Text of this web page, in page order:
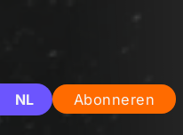
NL Abonneren